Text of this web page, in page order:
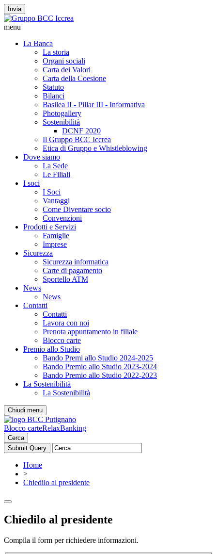
Invia
menu
La Banca
La storia
Organi sociali
Carta dei Valori
Carta della Coesione
Statuto
Bilanci
Basilea II - Pillar III - Informativa
Photogallery
Sostenibilità
DCNF 2020
Il Gruppo BCC Iccrea
Etica di Gruppo e Whistleblowing
Dove siamo
La Sede
Le Filiali
I soci
I Soci
Vantaggi
Come Diventare socio
Convenzioni
Prodotti e Servizi
Famiglie
Imprese
Sicurezza
Sicurezza informatica
Carte di pagamento
Sportello ATM
News
News
Contatti
Contatti
Lavora con noi
Prenota appuntamento in filiale
Blocco carte
Premio allo Studio
Bando Premi allo Studio 2024-2025
Bando Premio allo Studio 2023-2024
Bando Premio allo Studio 2022-2023
La Sostenibilità
La Sostenibilità
Chiudi menu
Blocco carteRelaxBanking
Cerca
Home
>
Chiedilo al presidente
Chiedilo al presidente
Compila il form per richiedere informazioni.